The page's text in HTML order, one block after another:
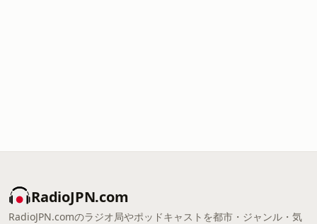
RadioJPN.com
RadioJPN.comのラジオ局やポッドキャストを都市・ジャンル・気